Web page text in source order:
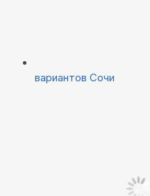
вариантов Сочи